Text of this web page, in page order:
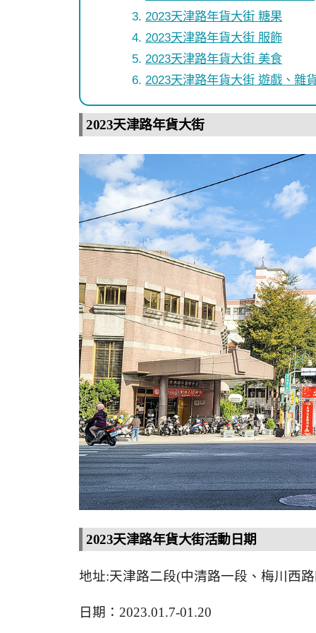
2023天津路年貨大街 糖果
2023天津路年貨大街 服飾
2023天津路年貨大街 美食
2023天津路年貨大街 遊戲、雜
2023天津路年貨大街
2023天津路年貨大街活動日期
地址:天津路二段(中清路一段、梅川西
日期：2023.01.7-01.20